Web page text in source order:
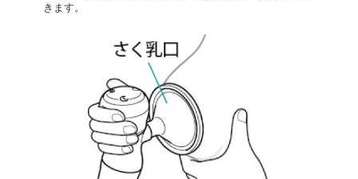
きます。